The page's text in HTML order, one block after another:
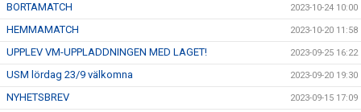
BORTAMATCH 2023-10-24 10:00
HEMMAMATCH 2023-10-20 11:58
UPPLEV VM-UPPLADDNINGEN MED LAGET! 2023-09-25 16:22
USM lördag 23/9 välkomna 2023-09-20 19:30
NYHETSBREV 2023-09-15 17:09